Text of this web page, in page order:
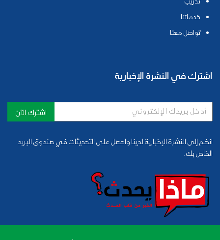
خدماتنا
تواصل معنا
اشترك في النشرة الإخبارية
اشترك الآن
انضم إلى النشرة الإخبارية لدينا واحصل على التحديثات في صندوق البريد
الخاص بك.